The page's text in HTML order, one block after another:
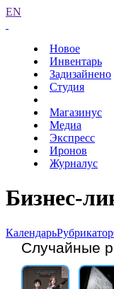
EN
Новое
Инвентарь
Задизайнено
Студия
Магазинус
Медиа
Экспресс
Иронов
Журналус
Бизнес-
КалендарьРубрикатор
Случайные